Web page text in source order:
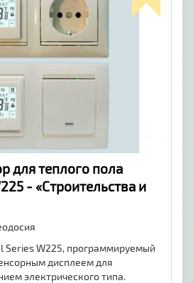
для теплого пола
- «Строительства и
Series W225, программируемый
дисплеем для
электрического типа.